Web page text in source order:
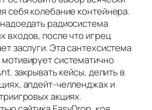
себя колебание контейнера.
радиосистема
входов, после что игрец
заслуги. Эта сантехсистема
систематично
закрывать кейсы, делить в
апдейт-челленджах и
акциях.